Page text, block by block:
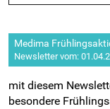
Medima
Newsletter vom:
mit diesem
besondere